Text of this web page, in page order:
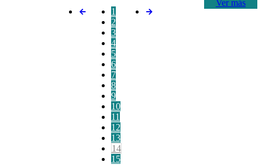
Ver más
1
2
3
4
5
6
7
8
9
10
11
12
13
14
15